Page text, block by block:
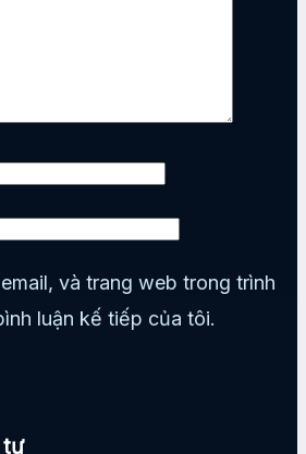
và trang web trong trình
luận kế tiếp của tôi.